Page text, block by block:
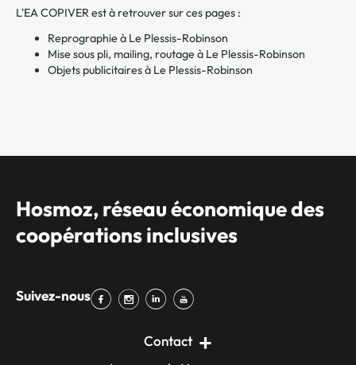
L'EA COPIVER est à retrouver sur ces pages :
Reprographie à Le Plessis-Robinson
Mise sous pli, mailing, routage à Le Plessis-Robinson
Objets publicitaires à Le Plessis-Robinson
Hosmoz, réseau économique des
coopérations inclusives
Suivez-nous
Contact